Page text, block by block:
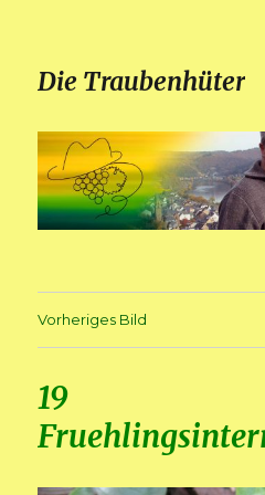
Die Traubenhüter
Vorheriges Bild
19